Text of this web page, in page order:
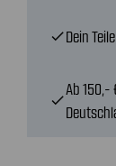
checkDein
check
Ab